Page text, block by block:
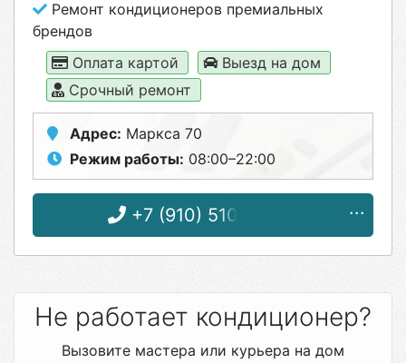
Ремонт кондиционеров премиальных
брендов
Оплата картой
Выезд на дом
Срочный ремонт
Адрес: Маркса 70
Режим работы: 08:00–22:00
+7 (910) 510-29-04
Не работает кондиционер?
Вызовите мастера или курьера на дом